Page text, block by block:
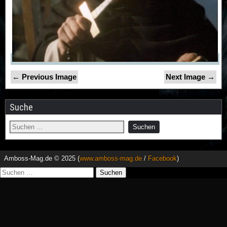
← Previous Image Next Image →
Suche
Amboss-Mag.de © 2025 (www.amboss-mag.de / Facebook)